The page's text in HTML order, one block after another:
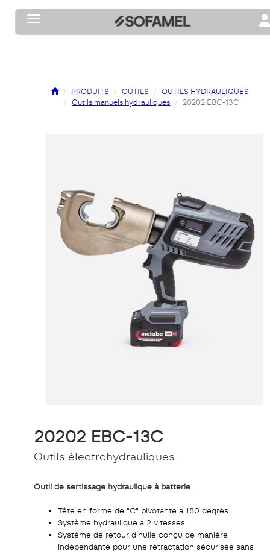
Toggle navigation
PRODUITS OUTILS
OUTILS HYDRAULIQUES
Outils manuels hydrauliques
20202 EBC-13C
20202 EBC-13C
Outils électrohydrauliques
Outil de sertissage hydraulique à batterie
Tête en forme de "C" pivotante à 180 degrés.
Système hydraulique à 2 vitesses.
Système de retour d'huile conçu de manière
indépendante pour une rétractation sécurisée sans